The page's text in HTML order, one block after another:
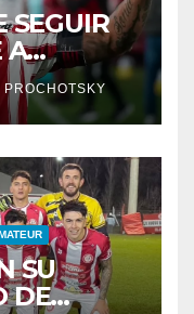
SEGUIR
A
EN
PROCHOTSKY
SU
DE